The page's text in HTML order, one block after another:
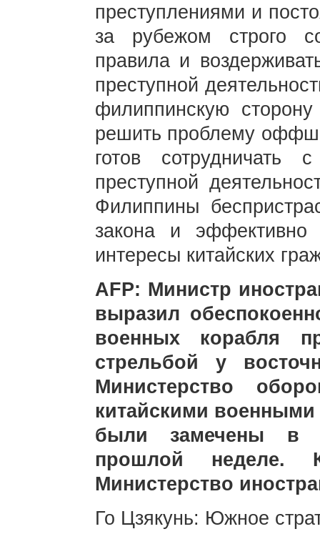
преступлениями и
за рубежом строго
правила и
преступной
филиппинскую
решить проблему
готов
преступной
Филиппины
закона и
интересы китайских
AFP: Министр
выразил
военных корабля
стрельбой у
Министерство
китайскими военными
были замечены в
прошлой неделе.
Министерство
Го Цзякунь: Южное